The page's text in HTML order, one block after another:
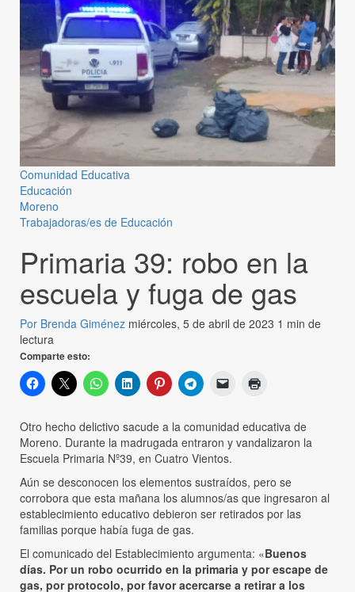
Comunidad Educativa
Educación
Moreno
Trabajadoras/es de Educación
Primaria 39: robo en la
escuela y fuga de gas
Por Brenda Giménez miércoles, 5 de abril de 2023 1 min de
lectura
Comparte esto:
Otro hecho delictivo sacude a la comunidad educativa de
Moreno. Durante la madrugada entraron y vandalizaron la
Escuela Primaria Nº39, en Cuatro Vientos.
Aún se desconocen los elementos sustraídos, pero se
corrobora que esta mañana los alumnos/as que ingresaron al
establecimiento educativo debieron ser retirados por las
familias porque había fuga de gas.
El comunicado del Establecimiento argumenta: «Buenos
días. Por un robo ocurrido en la primaria y por escape de
gas, por protocolo, por favor acercarse a retirar a los